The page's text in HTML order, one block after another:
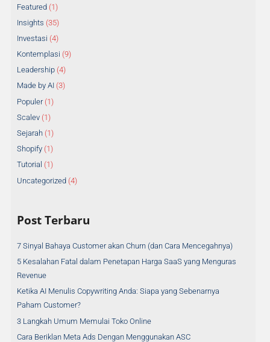
Featured (1)
Insights (35)
Investasi (4)
Kontemplasi (9)
Leadership (4)
Made by AI (3)
Populer(1)
Scalev (1)
Sejarah (1)
Shopify (1)
Tutorial (1)
Uncategorized (4)
Post Terbaru
7 Sinyal Bahaya Customer akan Churn (dan Cara Mencegahnya)
5 Kesalahan Fatal dalam Penetapan Harga SaaS yang Menguras
Revenue
Ketika AI Menulis Copywriting Anda: Siapa yang Sebenarnya
Paham Customer?
3 Langkah Umum Memulai Toko Online
Cara Beriklan Meta Ads Dengan Menggunakan ASC